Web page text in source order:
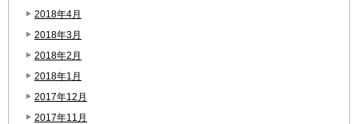
2018年4月
2018年3月
2018年2月
2018年1月
2017年12月
2017年11月